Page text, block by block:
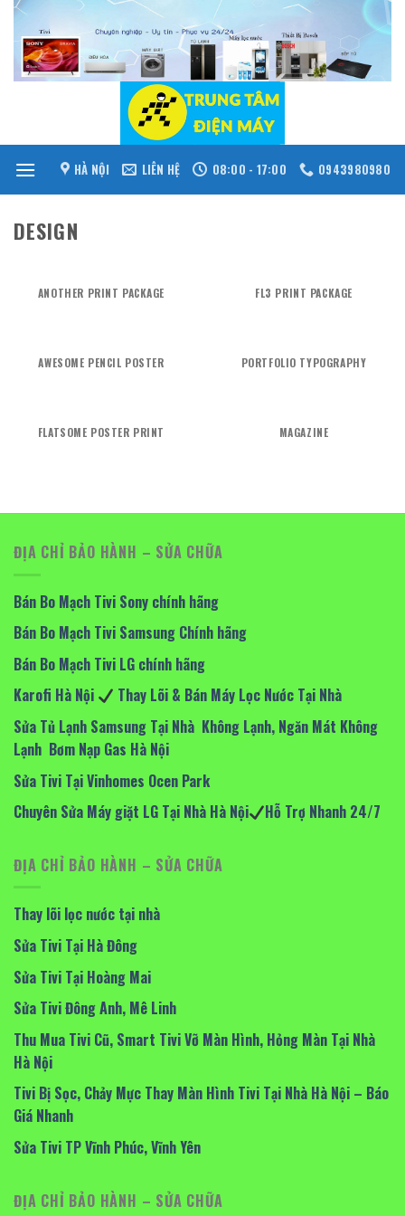
Skip
content
HÀ NỘI LIÊN HỆ 08:00 - 17:00 0943980980
DESIGN
ANOTHER PRINT PACKAGE FL3 PRINT PACKAGE
AWESOME PENCIL POSTER PORTFOLIO TYPOGRAPHY
FLATSOME POSTER PRINT MAGAZINE
ĐỊA CHỈ BẢO HÀNH – SỬA CHỮA
Bán Bo Mạch Tivi Sony chính hãng
Bán Bo Mạch Tivi Samsung Chính hãng
Bán Bo Mạch Tivi LG chính hãng
Karofi Hà Nội
Thay Lõi & Bán Máy Lọc Nước Tại Nhà
Sửa Tủ Lạnh Samsung Tại Nhà Không Lạnh, Ngăn Mát Không
Lạnh Bơm Nạp Gas Hà Nội
Sửa Tivi Tại Vinhomes Ocen Park
Chuyên Sửa Máy giặt LG Tại Nhà Hà Nội
Hỗ Trợ Nhanh 24/7
ĐỊA CHỈ BẢO HÀNH – SỬA CHỮA
Thay lõi lọc nước tại nhà
Sửa Tivi Tại Hà Đông
Sửa Tivi Tại Hoàng Mai
Sửa Tivi Đông Anh, Mê Linh
Thu Mua Tivi Cũ, Smart Tivi Vỡ Màn Hình, Hỏng Màn Tại Nhà
Hà Nội
Tivi Bị Sọc, Chảy Mực Thay Màn Hình Tivi Tại Nhà Hà Nội – Báo
Giá Nhanh
Sửa Tivi TP Vĩnh Phúc, Vĩnh Yên
ĐỊA CHỈ BẢO HÀNH – SỬA CHỮA